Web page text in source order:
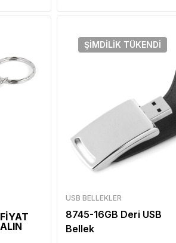
FİYAT
ALIN
ŞIMDILIK TÜKENDI
USB BELLEKLER
8745-16GB Deri USB
Bellek